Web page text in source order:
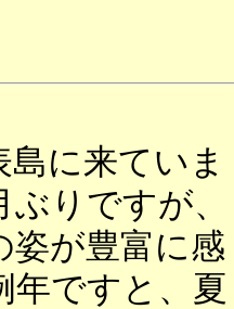
に来ていま
りですが、
姿が豊富に感
年ですと、夏